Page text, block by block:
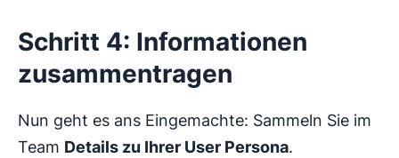
Schritt 4: Informationen
zusammentragen
Nun geht es ans Eingemachte: Sammeln Sie im
Team Details zu Ihrer User Persona.